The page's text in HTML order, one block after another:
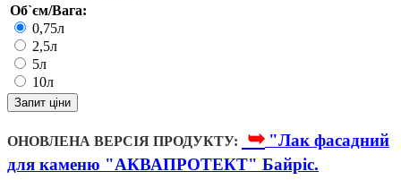
Об`єм/Вага:
0,75л
2,5л
5л
10л
Запит ціни
ОНОВЛЕНА ВЕРСІЯ ПРОДУКТУ: ➥ "Лак фасадний
для каменю "АКВАПРОТЕКТ" Байріс.